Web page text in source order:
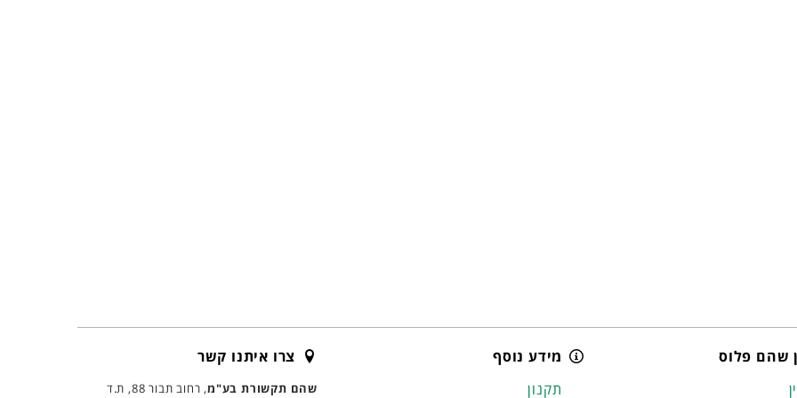
צרו איתנו קשר
שהם תקשורת בע"מ
, רחוב תבור 88, ת.ד
מידע נוסף
תקנון
שהם פלוס